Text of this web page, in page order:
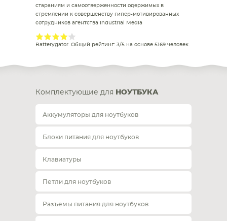
стараниям и самоотверженности одержимых в
стремлении к совершенству гипер-мотивированных
сотрудников агентства Industrial Media
Batterygator. Общий рейтинг: 3/5 на основе 5169 человек.
Комплектующие для НОУТБУКА
Аккумуляторы для ноутбуков
Блоки питания для ноутбуков
Клавиатуры
Петли для ноутбуков
Разъемы питания для ноутбуков